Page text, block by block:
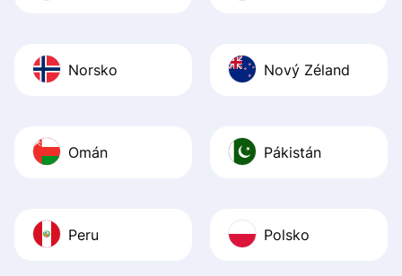
Norsko Nový Zéland
Omán Pákistán
Peru Polsko